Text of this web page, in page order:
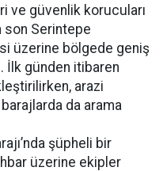
ve güvenlik korucuları
son Serintepe
üzerine bölgede geniş
İlk günden itibaren
arazi
barajlarda da arama
şüpheli bir
üzerine ekipler